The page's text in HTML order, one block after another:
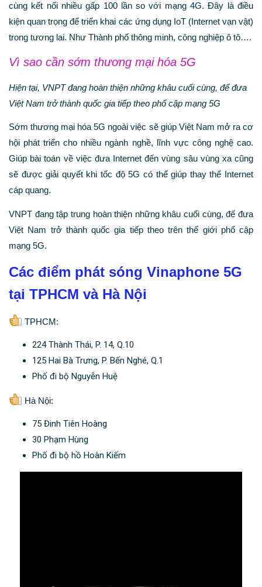
cùng kết nối nhiều gấp 100 lần so với mạng 4G. Đây là điều
kiện quan trọng để triển khai các ứng dụng IoT (Internet vạn vật)
trong tương lai. Như Thành phố thông minh, công nghiệp ô tô….
Vì sao cần sớm thương mại hóa 5G
Hiện tại, VNPT đang hoàn thiện những khâu cuối cùng, để đưa
Việt Nam trở thành quốc gia tiếp theo phổ cập mạng 5G
Sớm thương mại hóa 5G ngoài việc sẽ giúp Việt Nam mở ra cơ
hội phát triển cho nhiều ngành nghề, lĩnh vực công nghệ cao.
Giúp bài toán về việc đưa Internet đến vùng sâu vùng xa cũng
sẽ được giải quyết khi tốc độ 5G có thể giúp thay thế Internet
cáp quang.
VNPT đang tập trung hoàn thiện những khâu cuối cùng, đế đưa
Việt Nam trở thành quốc gia tiếp theo trên thế giới phổ cập
mạng 5G.
Các điểm phát sóng Vinaphone 5G
tại TPHCM và Hà Nội
TPHCM:
224 Thành Thái, P. 14, Q.10
125 Hai Bà Trưng, P. Bến Nghé, Q.1
Phố đi bộ Nguyễn Huệ
Hà Nội:
75 Đinh Tiên Hoàng
30 Phạm Hùng
Phố đi bộ hồ Hoàn Kiếm